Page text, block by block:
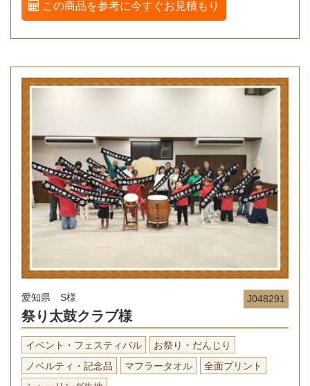
この商品を参考に今すぐお見積もり
J048291
愛知県 S様
祭り太鼓クラブ様
イベント・フェスティバル
お祭り・だんじり
ノベルティ・記念品
マフラータオル
全面プリント